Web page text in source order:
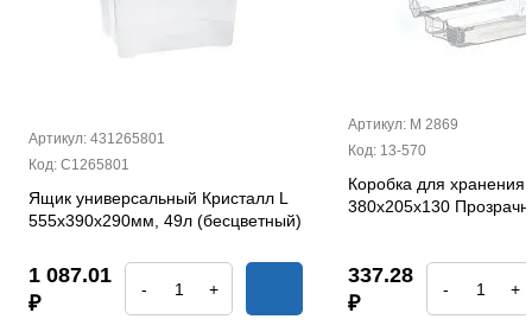
Артикул: 431265801
Код: С1265801
Ящик универсальный Кристалл L
555х390х290мм, 49л (бесцветный)
1 087.01
₽
- +
Артикул: М 2869
Код: 13-570
Коробка для хранения
380х205х130
337.28
₽
- +